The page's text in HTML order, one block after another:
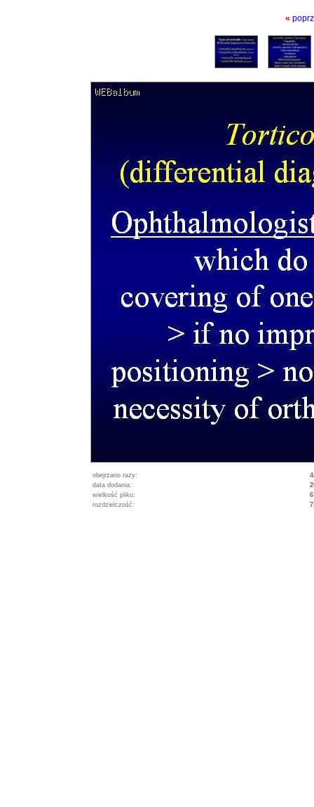
«
obejrzano razy:
data dodania:
wielkość pliku:
rozdzielczość: